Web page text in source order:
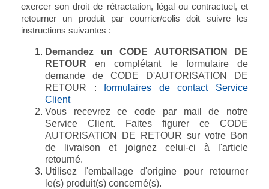
exercer son droit de rétractation, légal ou contractuel, et
retourner un produit par courrier/colis doit suivre les
instructions suivantes :
Demandez un CODE AUTORISATION DE
RETOUR en complétant le formulaire de
demande de CODE D'AUTORISATION DE
RETOUR :formulaires de contact Service
Client
Vous recevrez ce code par mail de notre
Service Client. Faites figurer ce CODE
AUTORISATION DE RETOUR sur votre Bon
de livraison et joignez celui-ci à l'article
retourné.
Utilisez l'emballage d'origine pour retourner
le(s) produit(s) concerné(s).